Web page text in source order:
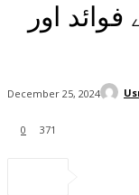
اور
0 371
December 25, 2024